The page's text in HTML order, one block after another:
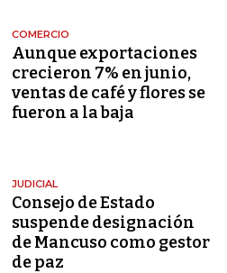
COMERCIO
Aunque exportaciones
crecieron 7% en junio,
ventas de café y flores se
fueron a la baja
JUDICIAL
Consejo de Estado
suspende designación
de Mancuso como gestor
de paz